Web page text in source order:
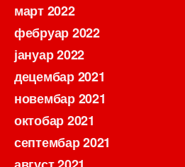
март 2022
фебруар 2022
јануар 2022
децембар 2021
новембар 2021
октобар 2021
септембар 2021